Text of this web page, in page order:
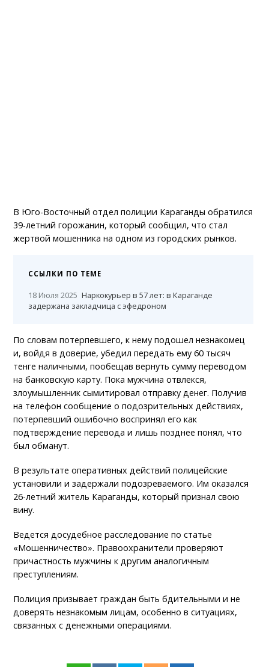
В Юго-Восточный отдел полиции Караганды обратился
39-летний горожанин, который сообщил, что стал
жертвой мошенника на одном из городских рынков.
ССЫЛКИ ПО ТЕМЕ
18 Июля 2025 Наркокурьер в 57 лет: в Караганде
задержана закладчица с эфедроном
По словам потерпевшего, к нему подошел незнакомец
и, войдя в доверие, убедил передать ему 60 тысяч
тенге наличными, пообещав вернуть сумму переводом
на банковскую карту. Пока мужчина отвлекся,
злоумышленник сымитировал отправку денег. Получив
на телефон сообщение о подозрительных действиях,
потерпевший ошибочно воспринял его как
подтверждение перевода и лишь позднее понял, что
был обманут.
В результате оперативных действий полицейские
установили и задержали подозреваемого. Им оказался
26-летний житель Караганды, который признал свою
вину.
Ведется досудебное расследование по статье
«Мошенничество». Правоохранители проверяют
причастность мужчины к другим аналогичным
преступлениям.
Полиция призывает граждан быть бдительными и не
доверять незнакомым лицам, особенно в ситуациях,
связанных с денежными операциями.